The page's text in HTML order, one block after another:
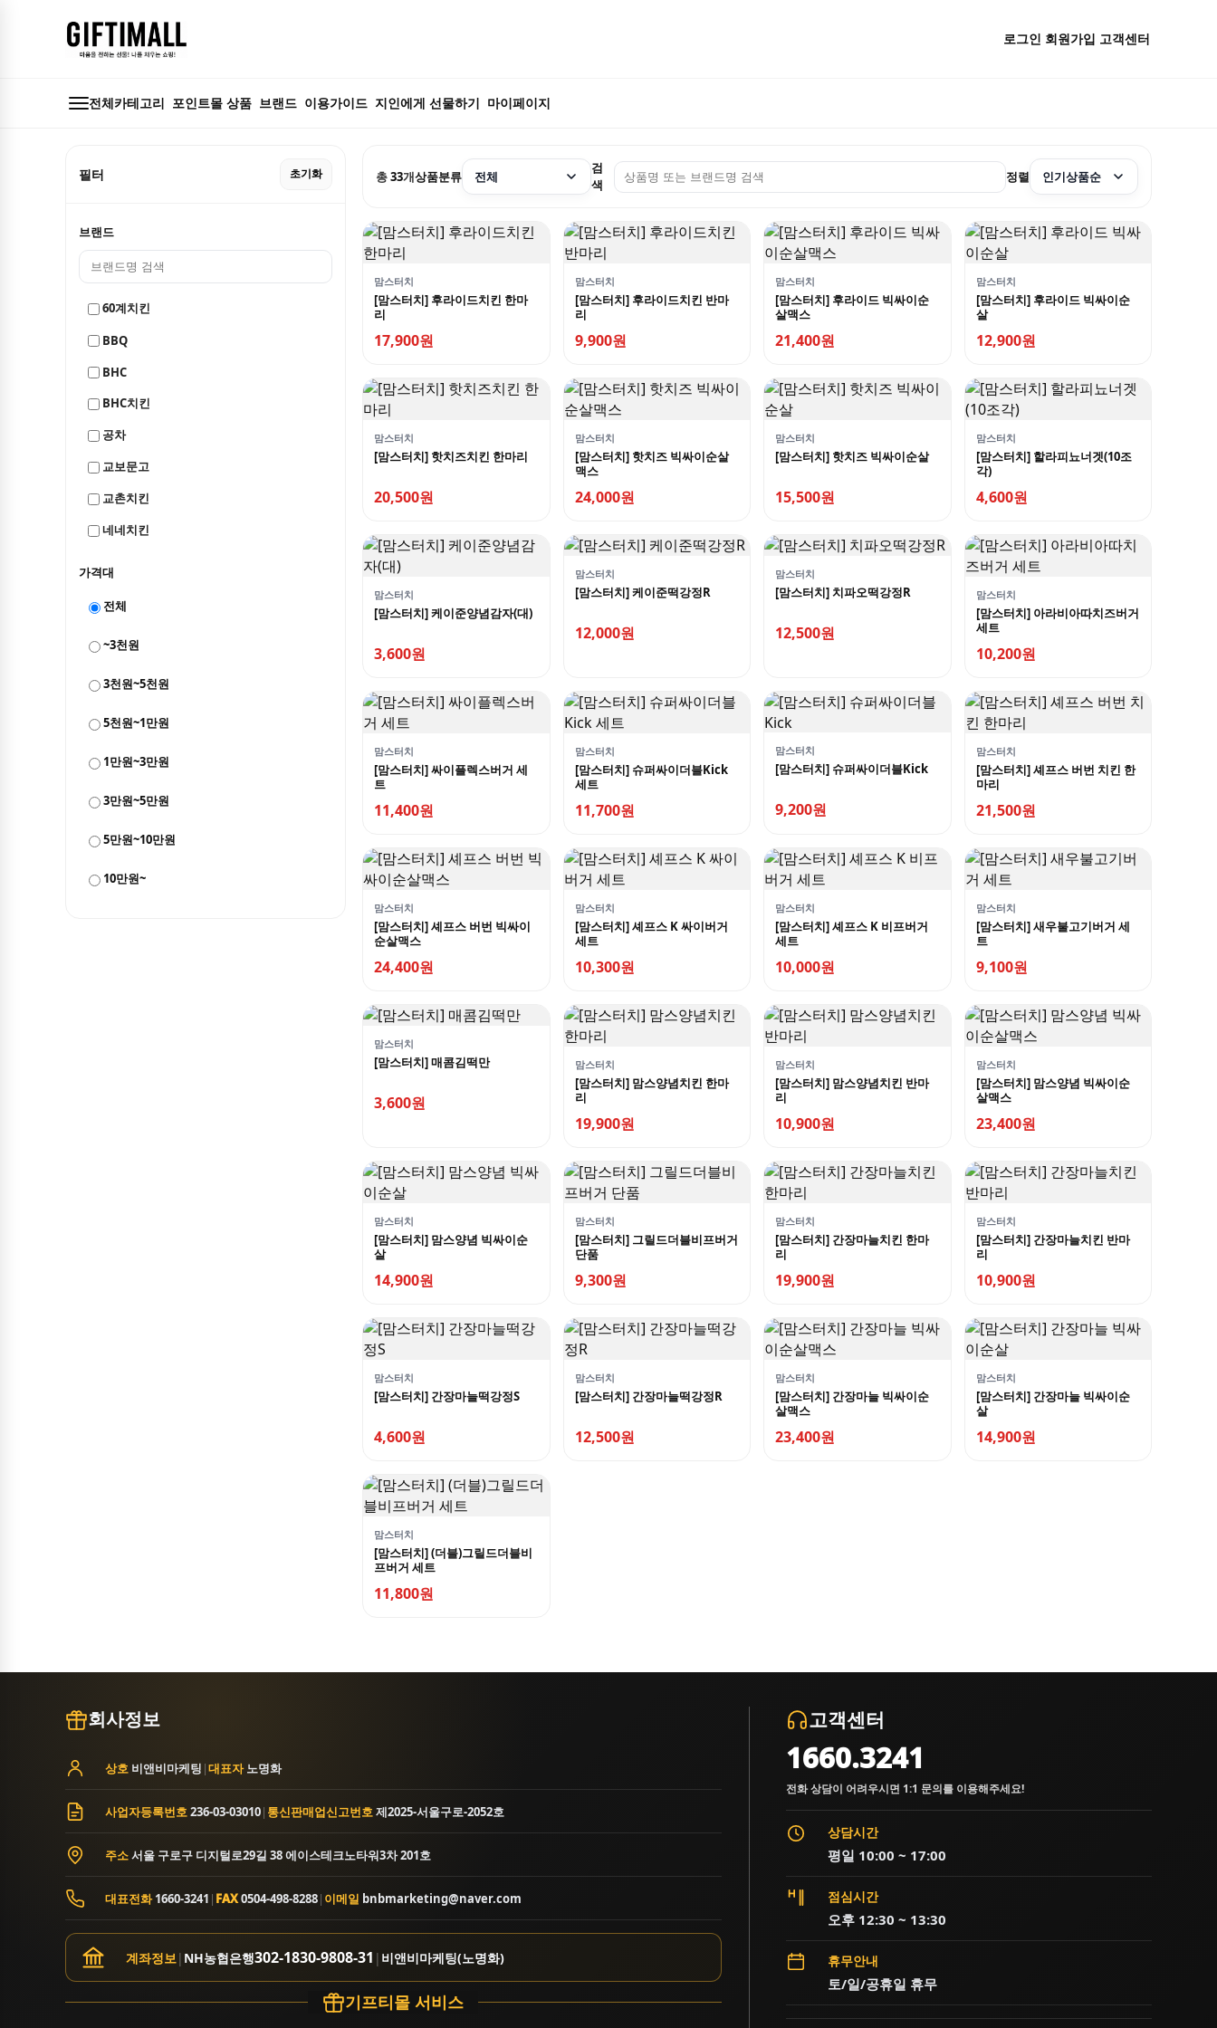
로그인 회원가입 고객센터
전체카테고리 포인트몰 상품 브랜드 이용가이드 지인에게 선물하기 마이페이지
필터 초기화
브랜드
60계치킨
BBQ
BHC
BHC치킨
공차
교보문고
교촌치킨
네네치킨
롯데GRS(크리스피크림도넛)
롯데리아
롯데시네마(콤보)
메가MGC커피
명랑핫도그
할리스
가격대
전체
~3천원
3천원~5천원
5천원~1만원
1만원~3만원
3만원~5만원
5만원~10만원
10만원~
총33개상품분류
검
색
정렬
맘스터치
[맘스터치] 후라이드치킨 한마
리
17,900원
맘스터치
[맘스터치] 후라이드치킨 반마
리
9,900원
맘스터치
[맘스터치] 후라이드 빅싸이순
살맥스
21,400원
맘스터치
[맘스터치] 후라이드 빅싸이순
살
12,900원
맘스터치
[맘스터치] 핫치즈치킨 한마리
20,500원
맘스터치
[맘스터치] 핫치즈 빅싸이순살
맥스
24,000원
맘스터치
[맘스터치] 핫치즈 빅싸이순살
15,500원
맘스터치
[맘스터치] 할라피뇨너겟(10조
각)
4,600원
맘스터치
[맘스터치] 케이준양념감자(대)
3,600원
맘스터치
[맘스터치] 케이준떡강정R
12,000원
맘스터치
[맘스터치] 치파오떡강정R
12,500원
맘스터치
[맘스터치] 아라비아따치즈버거
세트
10,200원
맘스터치
[맘스터치] 싸이플렉스버거 세
트
11,400원
맘스터치
[맘스터치] 슈퍼싸이더블Kick
세트
11,700원
맘스터치
[맘스터치] 슈퍼싸이더블Kick
9,200원
맘스터치
[맘스터치] 셰프스 버번 치킨 한
마리
21,500원
맘스터치
[맘스터치] 셰프스 버번 빅싸이
순살맥스
24,400원
맘스터치
[맘스터치] 셰프스 K 싸이버거
세트
10,300원
맘스터치
[맘스터치] 셰프스 K 비프버거
세트
10,000원
맘스터치
[맘스터치] 새우불고기버거 세
트
9,100원
맘스터치
[맘스터치] 매콤김떡만
3,600원
맘스터치
[맘스터치] 맘스양념치킨 한마
리
19,900원
맘스터치
[맘스터치] 맘스양념치킨 반마
리
10,900원
맘스터치
[맘스터치] 맘스양념 빅싸이순
살맥스
23,400원
맘스터치
[맘스터치] 맘스양념 빅싸이순
살
14,900원
맘스터치
[맘스터치] 그릴드더블비프버거
단품
9,300원
맘스터치
[맘스터치] 간장마늘치킨 한마
리
19,900원
맘스터치
[맘스터치] 간장마늘치킨 반마
리
10,900원
맘스터치
[맘스터치] 간장마늘떡강정S
4,600원
맘스터치
[맘스터치] 간장마늘떡강정R
12,500원
맘스터치
[맘스터치] 간장마늘 빅싸이순
살맥스
23,400원
맘스터치
[맘스터치] 간장마늘 빅싸이순
살
14,900원
맘스터치
[맘스터치] (더블)그릴드더블비
프버거 세트
11,800원
회사정보
상호 비앤비마케팅 |대표자노명화
사업자등록번호 236-03-03010| 통신판매업신고번호 제2025-서울구로-2052호
주소서울 구로구 디지털로29길 38 에이스테크노타워3차 201호
대표전화1660-3241 | FAX0504-498-8288| 이메일 bnbmarketing@naver.com
계좌정보 | NH농협은행302-1830-9808-31 | 비앤비마케팅(노명화)
기프티몰 서비스
고객센터
1660.3241
전화 상담이 어려우시면 1:1 문의를 이용해주세요!
상담시간
평일 10:00 ~ 17:00
점심시간
오후 12:30 ~ 13:30
휴무안내
토/일/공휴일 휴무